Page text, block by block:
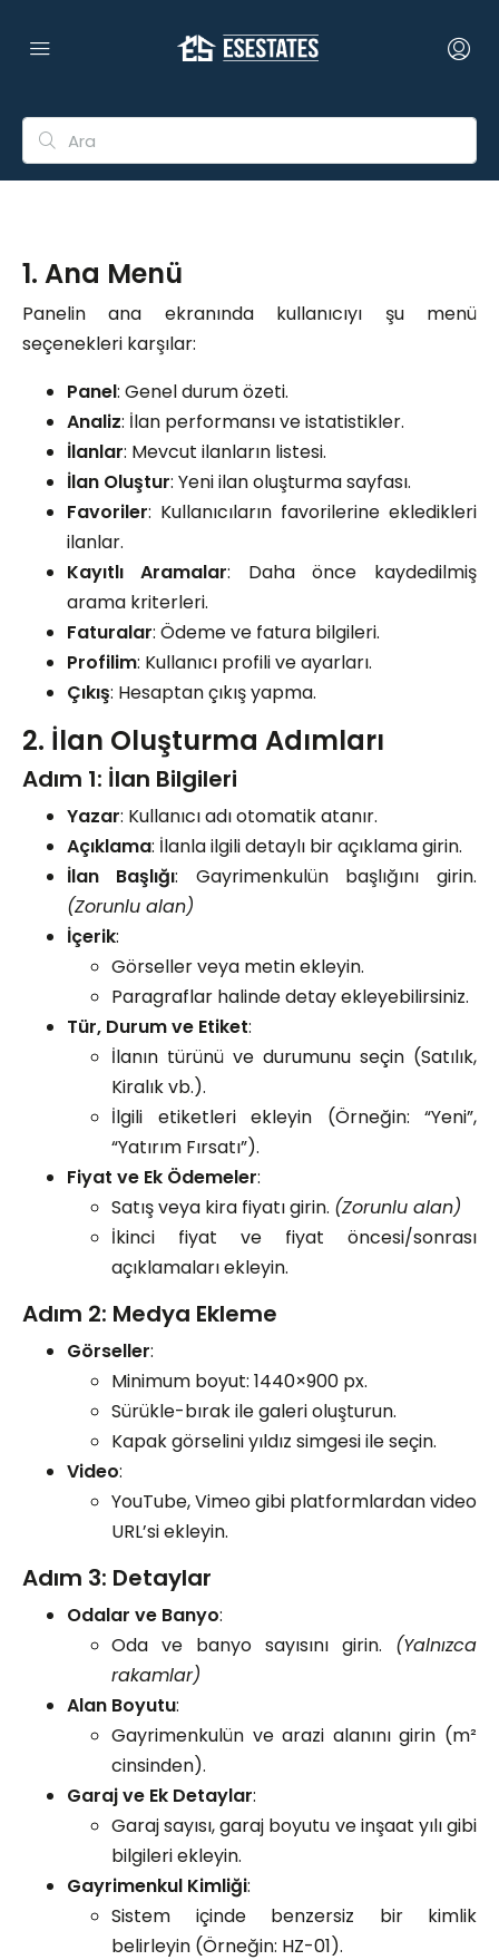
1. Ana Menü
Panelin ana ekranında kullanıcıyı şu menü
seçenekleri karşılar:
Panel: Genel durum özeti.
Analiz: İlan performansı ve istatistikler.
İlanlar: Mevcut ilanların listesi.
İlan Oluştur: Yeni ilan oluşturma sayfası.
Favoriler: Kullanıcıların favorilerine ekledikleri
ilanlar.
Kayıtlı Aramalar: Daha önce kaydedilmiş
arama kriterleri.
Faturalar: Ödeme ve fatura bilgileri.
Profilim: Kullanıcı profili ve ayarları.
Çıkış: Hesaptan çıkış yapma.
2. İlan Oluşturma Adımları
Adım 1: İlan Bilgileri
Yazar: Kullanıcı adı otomatik atanır.
Açıklama: İlanla ilgili detaylı bir açıklama girin.
İlan Başlığı: Gayrimenkulün başlığını girin.
(Zorunlu alan)
İçerik:
Görseller veya metin ekleyin.
Paragraflar halinde detay ekleyebilirsiniz.
Tür, Durum ve Etiket:
İlanın türünü ve durumunu seçin (Satılık,
Kiralık vb.).
İlgili etiketleri ekleyin (Örneğin: “Yeni”,
“Yatırım Fırsatı”).
Fiyat ve Ek Ödemeler:
Satış veya kira fiyatı girin. (Zorunlu alan)
İkinci fiyat ve fiyat öncesi/sonrası
açıklamaları ekleyin.
Adım 2: Medya Ekleme
Görseller:
Minimum boyut: 1440×900 px.
Sürükle-bırak ile galeri oluşturun.
Kapak görselini yıldız simgesi ile seçin.
Video:
YouTube, Vimeo gibi platformlardan video
URL’si ekleyin.
Adım 3: Detaylar
Odalar ve Banyo:
Oda ve banyo sayısını girin. (Yalnızca
rakamlar)
Alan Boyutu:
Gayrimenkulün ve arazi alanını girin (m²
cinsinden).
Garaj ve Ek Detaylar:
Garaj sayısı, garaj boyutu ve inşaat yılı gibi
bilgileri ekleyin.
Gayrimenkul Kimliği:
Sistem içinde benzersiz bir kimlik
belirleyin (Örneğin: HZ-01).